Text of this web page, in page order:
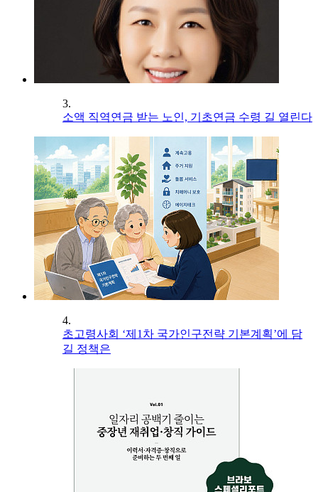
3.
소액 직역연금 받는 노인, 기초연금 수령 길 열린다
4.
초고령사회 ‘제1차 국가인구전략 기본계획’에 담
길 정책은